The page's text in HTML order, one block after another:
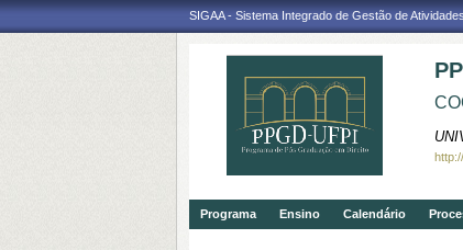
SIGAA - Sistema Integrado de Gestão de
Programa Ensino Calendário